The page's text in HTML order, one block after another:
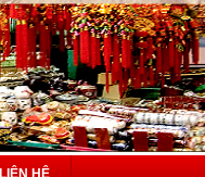
LIÊN HỆ